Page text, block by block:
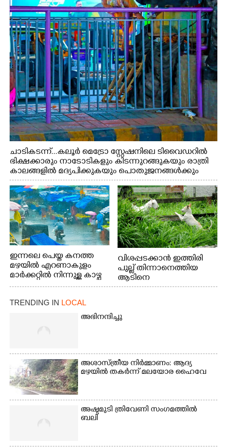
ചാടികടന്ന്...കലൂർ മെട്രോ സ്റ്റേഷനിലെ ടിവൈഡറിൽ
ഭിക്ഷക്കാരും നാടോടികളും കിടന്നുറങ്ങുകയും രാത്രി
കാലങ്ങളിൽ മദ്യപിക്കുകയും പൊതുജനങ്ങൾക്കും
വാഹനത്തിൽ പോകുന്നവർക്കും ബുദ്ധിമുട്ട് ഉണ്ടായ
സാഹചര്യത്തിൽ അധികാരികൾ കമ്പി കൊണ്ട് മറച്ച
വേലി ചാടികടക്കുന്ന നാടോടി സ്ത്രീ
ഇന്നലെ പെയ്ത കനത്ത
മഴയിൽ എറണാകുളം
മാർക്കറ്റിൽ നിന്നുള്ള കാഴ്ച
വിശപ്പടക്കാൻ ഇത്തിരി
പുല്ല് തിന്നാനെത്തിയ
ആടിനെ
ആക്രമിക്കാനൊരുങ്ങുന്ന
വാത്തുരുത്തിയിൽ
TRENDING IN LOCAL
അഭിനന്ദിച്ചു
അശാസ്ത്രീയ നിർമ്മാണം: ആദ്യ
മഴയിൽ തകർന്ന് മലയോര ഹൈവേ
അഷ്ടമുടി ത്രിവേണി സംഗമത്തിൽ
ബലി